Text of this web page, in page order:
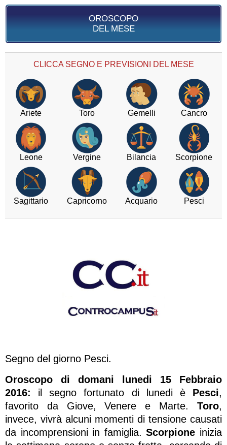
OROSCOPO
DEL MESE
CLICCA SEGNO E PREVISIONI DEL MESE
Ariete Toro Gemelli Cancro
Leone Vergine Bilancia Scorpione
Sagittario Capricorno Acquario Pesci
Segno del giorno Pesci.
Oroscopo di domani lunedi 15 Febbraio
2016: il segno fortunato di lunedi è Pesci,
favorito da Giove, Venere e Marte. Toro,
invece, vivrà alcuni momenti di tensione causati
da incomprensioni in famiglia.Scorpione inizia